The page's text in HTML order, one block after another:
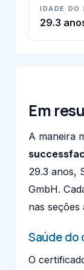
IDADE DO
29.3
Em
A maneira
29.3 anos,
GmbH.
nas seções
Saúde
O